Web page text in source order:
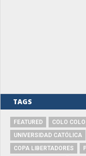
TAGS
FEATURED COLO COLO
UNIVERSIDAD CATÓLICA
COPA LIBERTADORES